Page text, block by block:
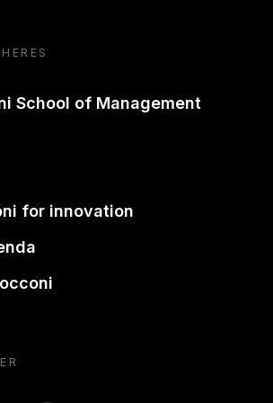
School of Management
for innovation